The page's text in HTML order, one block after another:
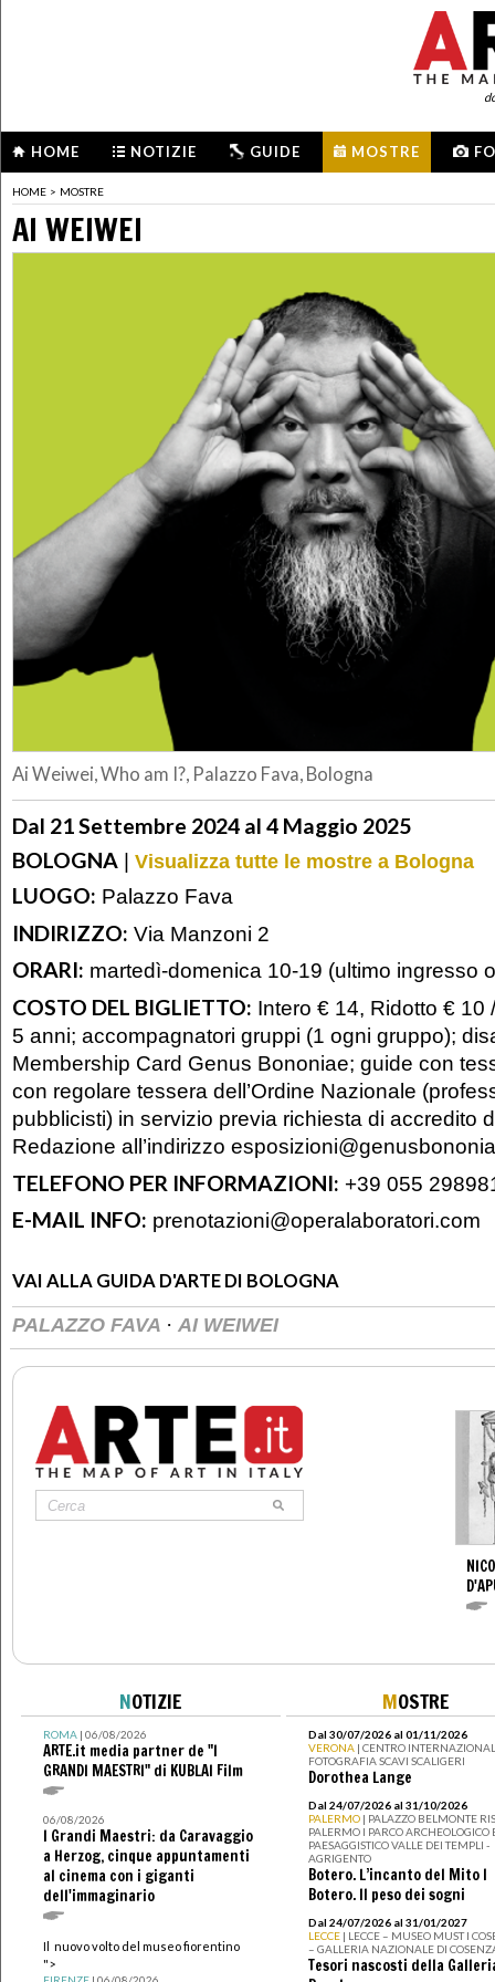
HOME NOTIZIE GUIDE MOSTRE
HOME > MOSTRE
AI WEIWEI
Ai Weiwei, Who am I?, Palazzo Fava, Bologna
Dal 21 Settembre 2024 al 4 Maggio 2025
BOLOGNA | Visualizza tutte le mostre a Bologna
LUOGO: Palazzo Fava
INDIRIZZO: Via Manzoni 2
ORARI: martedì-domenica 10-19 (ultimo ingresso
COSTO DEL BIGLIETTO: Intero € 14, Ridotto € 10
5 anni; accompagnatori gruppi (1 ogni gruppo);
Membership Card Genus Bononiae; guide con
con regolare tessera dell’Ordine Nazionale
pubblicisti) in servizio previa richiesta di accredito
Redazione all’indirizzo
TELEFONO PER INFORMAZIONI: +39 055
E-MAIL INFO: prenotazioni@operalaboratori.com
VAI ALLA GUIDA D'ARTE DI BOLOGNA
PALAZZO FAVA · AI WEIWEI
NOTIZIE
ROMA| 06/08/2026
ARTE.it media partner de "I
GRANDI MAESTRI" di KUBLAI Film
06/08/2026
I Grandi Maestri: da Caravaggio
a Herzog, cinque appuntamenti
al cinema con i giganti
dell'immaginario
Il nuovo volto del museo fiorentino
">
MOSTRE
Dal 30/07/2026 al 01/11/2026
VERONA | CENTRO
FOTOGRAFIA SCAVI SCALIGERI
Dorothea Lange
Dal 24/07/2026 al 31/10/2026
PALERMO | PALAZZO BELMONTE
PALERMO I PARCO ARCHEOLOGICO
PAESAGGISTICO VALLE DEI TEMPLI -
AGRIGENTO
Botero. L’incanto del Mito I
Botero. Il peso dei sogni
Dal 24/07/2026 al 31/01/2027
LECCE | LECCE – MUSEO MUST I
– GALLERIA NAZIONALE DI
Tesori nascosti della